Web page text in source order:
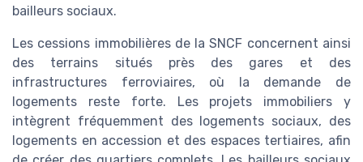
bailleurs sociaux.
Les cessions immobilières de la SNCF concernent ainsi
des terrains situés près des gares et des
infrastructures ferroviaires, où la demande de
logements reste forte. Les projets immobiliers y
intègrent fréquemment des logements sociaux, des
logements en accession et des espaces tertiaires, afin